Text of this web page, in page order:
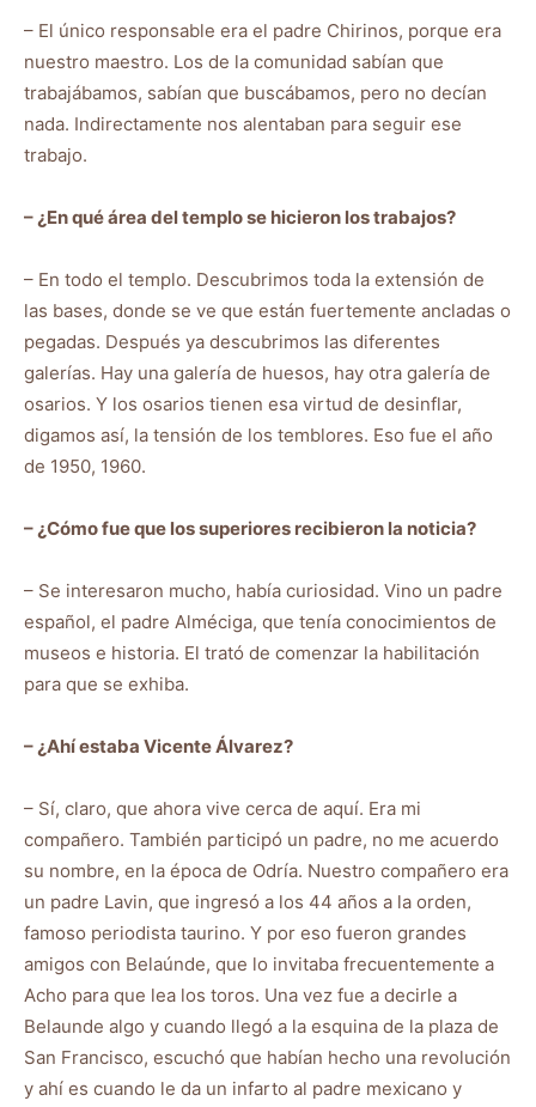
– El único responsable era el padre Chirinos, porque era
nuestro maestro. Los de la comunidad sabían que
trabajábamos, sabían que buscábamos, pero no decían
nada. Indirectamente nos alentaban para seguir ese
trabajo.
– ¿En qué área del templo se hicieron los trabajos?
– En todo el templo. Descubrimos toda la extensión de
las bases, donde se ve que están fuertemente ancladas o
pegadas. Después ya descubrimos las diferentes
galerías. Hay una galería de huesos, hay otra galería de
osarios. Y los osarios tienen esa virtud de desinflar,
digamos así, la tensión de los temblores. Eso fue el año
de 1950, 1960.
– ¿Cómo fue que los superiores recibieron la noticia?
– Se interesaron mucho, había curiosidad. Vino un padre
español, el padre Alméciga, que tenía conocimientos de
museos e historia. El trató de comenzar la habilitación
para que se exhiba.
– ¿Ahí estaba Vicente Álvarez?
– Sí, claro, que ahora vive cerca de aquí. Era mi
compañero. También participó un padre, no me acuerdo
su nombre, en la época de Odría. Nuestro compañero era
un padre Lavin, que ingresó a los 44 años a la orden,
famoso periodista taurino. Y por eso fueron grandes
amigos con Belaúnde, que lo invitaba frecuentemente a
Acho para que lea los toros. Una vez fue a decirle a
Belaunde algo y cuando llegó a la esquina de la plaza de
San Francisco, escuchó que habían hecho una revolución
y ahí es cuando le da un infarto al padre mexicano y